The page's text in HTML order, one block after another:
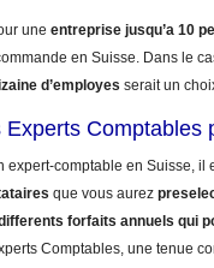
une entreprise jusqu’a 10
en Suisse. Dans le
d’employes serait un
Experts Comptables
expert-comptable en Suisse, il
que vous aurez
forfaits annuels qui
Comptables, une tenue